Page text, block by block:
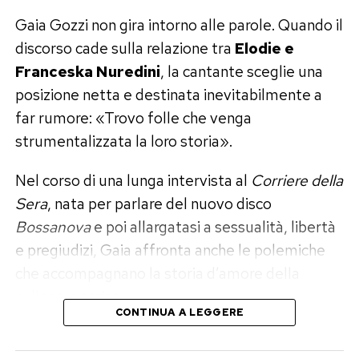
quasi surreale: nel 2024 la Nasa ha intitolato un
asteroide ad Annalisa.
Il corpo celeste si chiama20014 Annalisa, con
una motivazione che riassume perfettamente il
personaggio: laureata in fisica, ma capace di
lasciare il segno soprattutto nella musica.
Il matrimonio con Francesco Muglia
Sul fronte privato, Annalisa è sposata dal 2023
con l’imprenditore Francesco Muglia. Le nozze si
di San Francesco d’Assisi, con una cerimonia
intima e pochi invitati.
Gaia Gozzi non gira intorno alle parole. Quando il
discorso cade sulla relazione tra Elodie e
Franceska Nuredini, la cantante sceglie una
posizione netta e destinata inevitabilmente a
far rumore: «Trovo folle che venga
strumentalizzata la loro storia».
Nel corso di una lunga intervista al Corriere della
Sera, nata per parlare del nuovo disco
Bossanovae poi allargatasi a sessualità, libertà
e pregiudizi, Gaia affronta anche le polemiche
collega e amica.
CONTINUA A LEGGERE